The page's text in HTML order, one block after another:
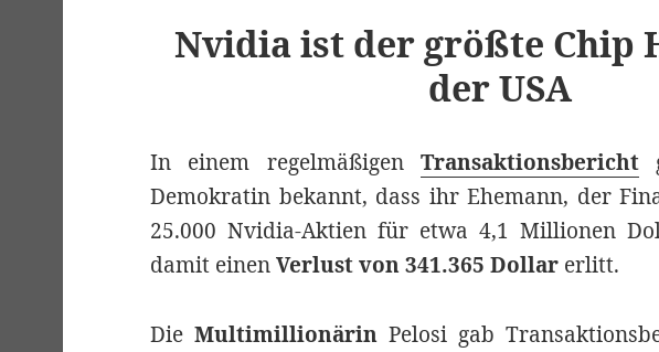
Nvidia ist der größte Chip
der USA
In einem regelmäßigen Transaktionsbericht
Demokratin bekannt, dass ihr Ehemann, der
25.000 Nvidia-Aktien für etwa 4,1 Millionen
damit einenVerlust von 341.365 Dollar erlitt.
DieMultimillionärin Pelosi gab